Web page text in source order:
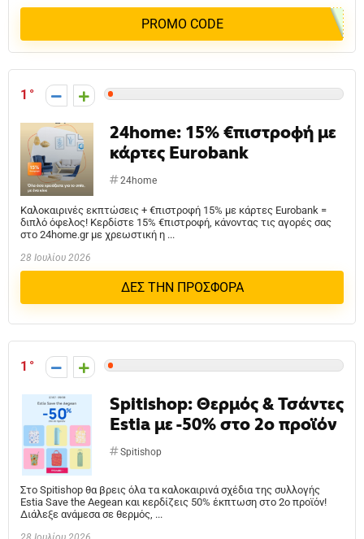
PROMO CODE
1
24home: 15% €πιστροφή με
κάρτες Eurobank
24home
Καλοκαιρινές εκπτώσεις + €πιστροφή 15% με κάρτες Eurobank =
διπλό όφελος! Κερδίστε 15% €πιστροφή, κάνοντας τις αγορές σας
στο 24home.gr με χρεωστική η ...
28 Ιουλίου 2026
ΔΕΣ ΤΗΝ ΠΡΟΣΦΟΡΑ
1
Spitishop: Θερμός & Τσάντες
Estia με -50% στο 2ο προϊόν
Spitishop
Στο Spitishop θα βρεις όλα τα καλοκαιρινά σχέδια της συλλογής
Estia Save the Aegean και κερδίζεις 50% έκπτωση στο 2ο προϊόν!
Διάλεξε ανάμεσα σε θερμός, ...